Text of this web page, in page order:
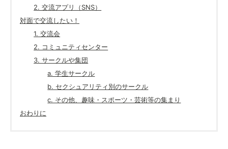
2. 交流アプリ（SNS）
対面で交流したい！
1. 交流会
2. コミュニティセンター
3. サークルや集団
a. 学生サークル
b. セクシュアリティ別のサークル
c. その他、趣味・スポーツ・芸術等の集まり
おわりに